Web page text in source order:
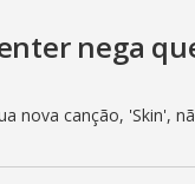
nega
nova canção, 'Skin',